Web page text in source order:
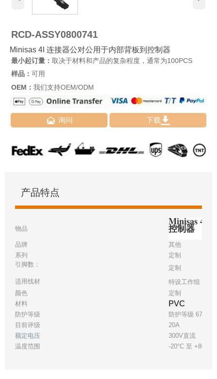
RCD-ASSY0800741
Minisas 4I 连接器公对公用于内部背板到控制器
最小起订量： 取决于材料和产品的复杂程度，通常为100PCS
样品： 可用
OEM： 我们支持OEM/ODM
 询问 下载
产品特点
物品
Minisas 4I
控制器
品牌
其他
系列
定制
引脚数：
定制
适用线材
特设工作组 30
颜色
定制
材料
PVC
防护等级
防护等级 67
目前评级
20A
额定电压
300V直流
温度范围
-20°C 至 +80°C